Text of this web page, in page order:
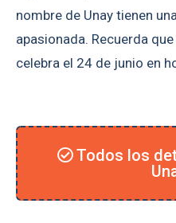
nombre de Unay tienen
apasionada. Recuerda
celebra el 24 de junio en
Todos los